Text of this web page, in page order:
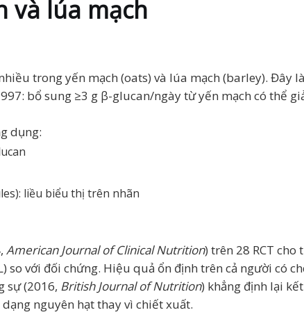
và lúa mạch
trong yến mạch (oats) và lúa mạch (barley). Đây
bổ sung ≥3 g β-glucan/ngày từ yến mạch có thể
dụng:
liều biểu thị trên nhãn
American Journal of Clinical Nutrition) trên 28 RCT
với đối chứng. Hiệu quả ổn định trên cả người có
sự (2016, British Journal of Nutrition) khẳng định lại
nguyên hạt thay vì chiết xuất.